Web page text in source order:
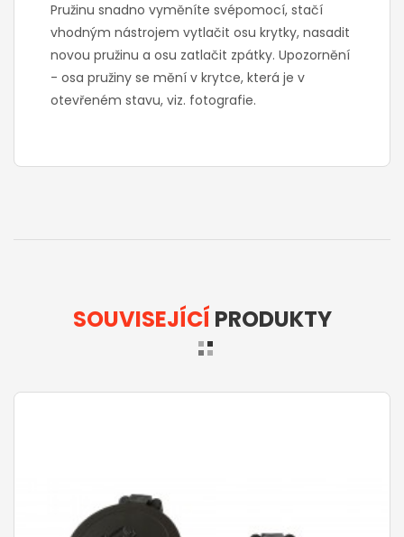
Pružinu snadno vyměníte svépomocí, stačí
vhodným nástrojem vytlačit osu krytky, nasadit
novou pružinu a osu zatlačit zpátky. Upozornění
- osa pružiny se mění v krytce, která je v
otevřeném stavu, viz. fotografie.
SOUVISEJÍCÍ PRODUKTY